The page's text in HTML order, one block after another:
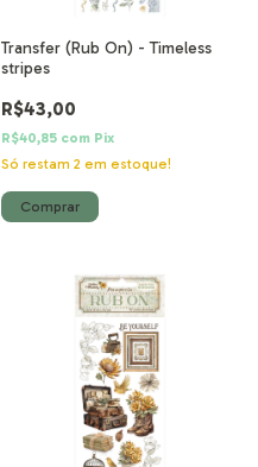
Transfer (Rub On) - Timeless
stripes
R$43,00
R$40,85 com Pix
Só restam 2 em estoque!